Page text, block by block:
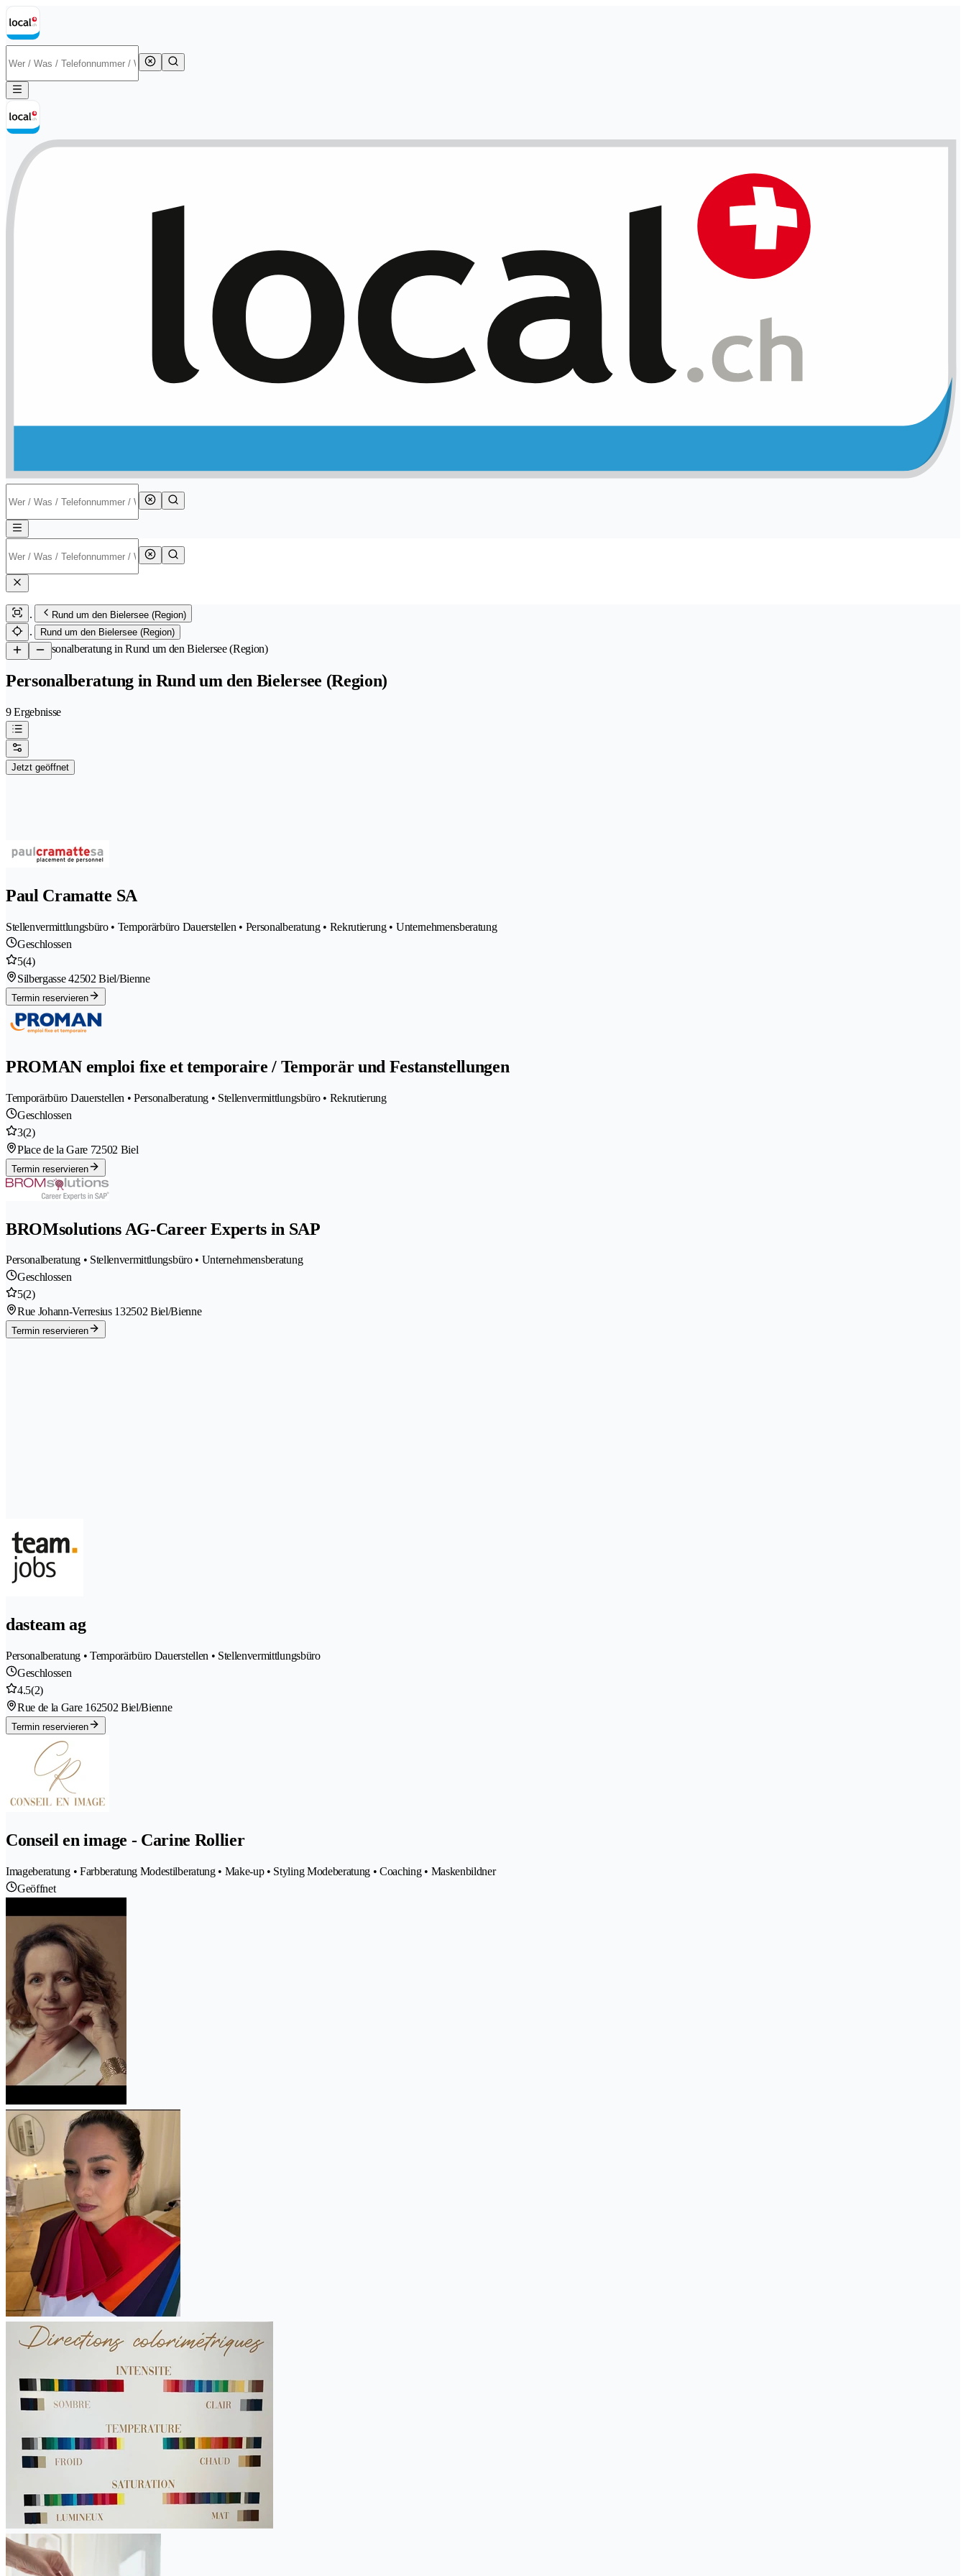
Rund um den Bielersee (Region)
Rund um den Bielersee (Region)
/Personalberatung in Rund um den Bielersee (Region)
Personalberatung in Rund um den Bielersee (Region)
9 Ergebnisse
Jetzt geöffnet
Paul Cramatte SA
Stellenvermittlungsbüro • Temporärbüro Dauerstellen • Personalberatung • Rekrutierung • Unternehmensberatung
Geschlossen
5(4)
Silbergasse 42502 Biel/Bienne
Termin reservieren
PROMAN emploi fixe et temporaire / Temporär und Festanstellungen
Temporärbüro Dauerstellen • Personalberatung • Stellenvermittlungsbüro • Rekrutierung
Geschlossen
3(2)
Place de la Gare 72502 Biel
Termin reservieren
BROMsolutions AG-Career Experts in SAP
Personalberatung • Stellenvermittlungsbüro • Unternehmensberatung
Geschlossen
5(2)
Rue Johann-Verresius 132502 Biel/Bienne
Termin reservieren
dasteam ag
Personalberatung • Temporärbüro Dauerstellen • Stellenvermittlungsbüro
Geschlossen
4.5(2)
Rue de la Gare 162502 Biel/Bienne
Termin reservieren
Conseil en image - Carine Rollier
Imageberatung • Farbberatung Modestilberatung • Make-up • Styling Modeberatung • Coaching • Maskenbildner
Geöffnet